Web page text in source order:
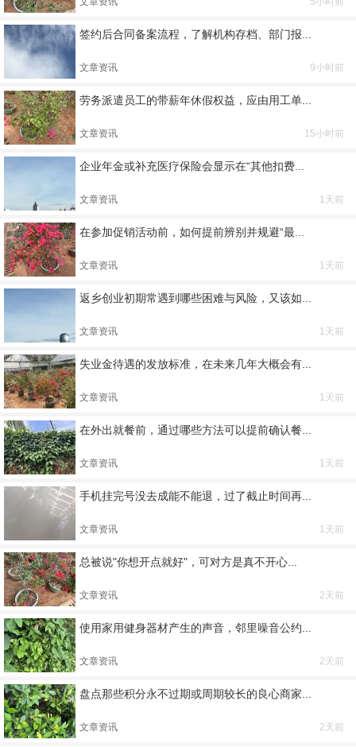
签约后合同备案流程，了解机构存档、部门报...
文章资讯 9小时前
劳务派遣员工的带薪年休假权益，应由用工单...
文章资讯 15小时前
企业年金或补充医疗保险会显示在“其他扣费...
文章资讯 1天前
在参加促销活动前，如何提前辨别并规避“最...
文章资讯 1天前
返乡创业初期常遇到哪些困难与风险，又该如...
文章资讯 1天前
失业金待遇的发放标准，在未来几年大概会有...
文章资讯 1天前
在外出就餐前，通过哪些方法可以提前确认餐...
文章资讯 1天前
手机挂完号没去成能不能退，过了截止时间再...
文章资讯 1天前
总被说"你想开点就好"，可对方是真不开心...
文章资讯 2天前
使用家用健身器材产生的声音，邻里噪音公约...
文章资讯 2天前
盘点那些积分永不过期或周期较长的良心商家...
文章资讯 2天前